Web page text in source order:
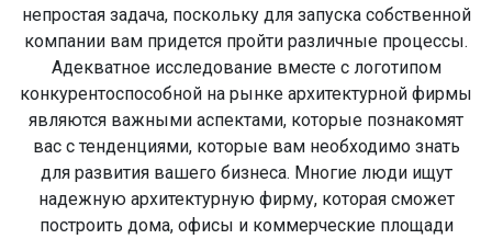
непростая задача, поскольку для запуска собственной
компании вам придется пройти различные процессы.
Адекватное исследование вместе с логотипом
конкурентоспособной на рынке архитектурной фирмы
являются важными аспектами, которые познакомят
вас с тенденциями, которые вам необходимо знать
для развития вашего бизнеса. Многие люди ищут
надежную архитектурную фирму, которая сможет
построить дома, офисы и коммерческие площади